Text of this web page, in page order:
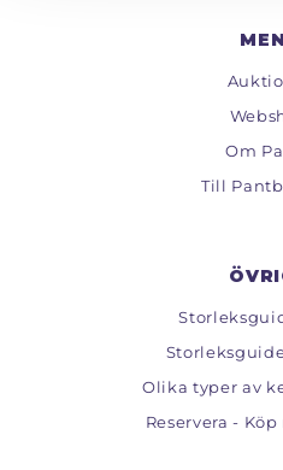
Om
Till
Olika typer av
Reservera -